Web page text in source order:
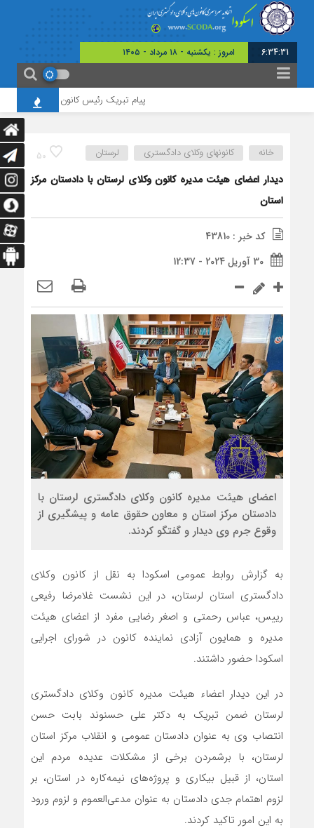
6:34:31 امروز : یکشنبه - ۱۸ مرداد - ۱۴۰۵
پیام تبریک رئیس کانون وکلای همدان به
50 خانه کانونهای وکلای دادگستری لرستان
دیدار اعضای هیئت مدیره کانون وکلای لرستان با دادستان مرکز
استان
کد خبر : 43810
30 آوریل 2024 - 12:37
اعضای هیئت مدیره کانون وکلای دادگستری لرستان با
دادستان مرکز استان و معاون حقوق عامه و پیشگیری از
وقوع جرم وی دیدار و گفتگو کردند.
به گزارش روابط عمومی اسکودا به نقل از کانون وکلای
دادگستری استان لرستان، در این نشست غلامرضا رفیعی
رییس، عباس رحمتی و اصغر رضایی مفرد از اعضای هیئت
مدیره و همایون آزادی نماینده کانون در شورای اجرایی
اسکودا حضور داشتند.
در این دیدار اعضاء هیئت مدیره کانون وکلای دادگستری
لرستان ضمن تبریک به دکتر علی حسنوند بابت حسن
انتصاب وی به عنوان دادستان عمومی و انقلاب مرکز استان
لرستان، با برشمردن برخی از مشکلات عدیده مردم این
استان، از قبیل بیکاری و پروژه‌های نیمه‌کاره در استان، بر
لزوم اهتمام جدی دادستان به عنوان مدعی‌العموم و لزوم ورود
به این امور تاکید کردند.